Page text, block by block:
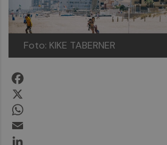
Foto: KIKE TABERNER